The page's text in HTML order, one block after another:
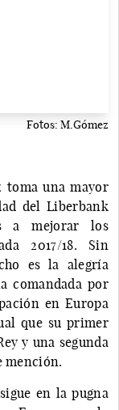
Fotos: M.Gómez
toma una mayor
del Liberbank
a mejorar los
2017/18. Sin
es la alegría
comandada por
en Europa
que su primer
y una segunda
mención.
en la pugna